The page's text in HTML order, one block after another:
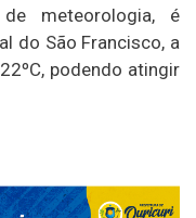
meteorologia, é
do São Francisco, a
podendo atingir